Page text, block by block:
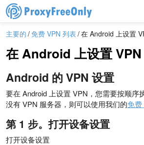
主要的 免费 VPN 列表 在 Android 上设置
在 Android 上设置 VPN
Android 的 VPN 设置
要在 Android 上设置 VPN，您需要按顺序
没有 VPN 服务器，则可以使用我们的免费
第 1 步。打开设备设置
打开设备设置